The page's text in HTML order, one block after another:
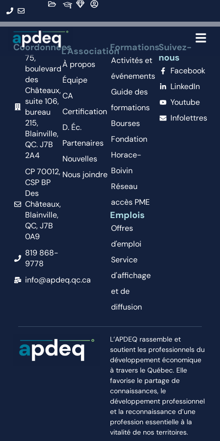
Organisation :
Coordonnées
75,
boulevard
des
Châteaux,
suite 106,
bureau
215,
Blainville,
QC. J7B
2A4
CP 70012,
CSP BP
Des
Châteaux,
Blainville,
QC, J7B
0A9
819 868-
9778
info@apdeq.qc.ca
L'Association
À propos
Équipe
CA
Certification
D. Éc.
Partenaires
Nouvelles
Nous joindre
Formations
Activités et
événements
Guide des
formations
Bourses
Fondation
Horace-
Boivin
Réseau
accès PME
Emplois
Offres
d'emploi
Service
d'affichage
et de
diffusion
Suivez-
nous
Facebook
LinkedIn
Youtube
Infolettres
L’APDEQ rassemble et
soutient les professionnels du
développement économique
à travers le Québec. Elle
favorise le partage de
connaissances, le
développement professionnel
et la reconnaissance d’une
profession essentielle à la
vitalité de nos territoires.